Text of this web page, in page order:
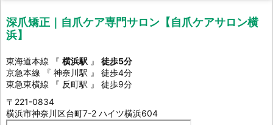
深爪矯正｜自爪ケア専門サロン【自爪ケアサロン横
浜】
東海道本線 『 横浜駅 』 徒歩5分
京急本線 『 神奈川駅 』 徒歩4分
東急東横線 『 反町駅 』 徒歩9分
〒221-0834
横浜市神奈川区台町7-2 ハイツ横浜604